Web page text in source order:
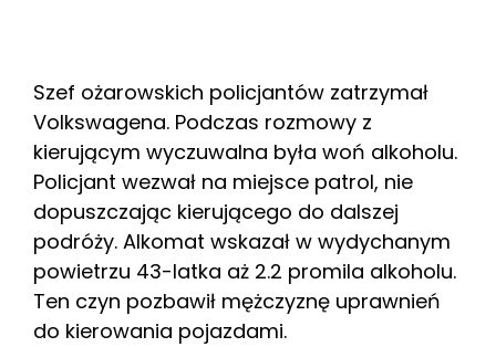
Szef ożarowskich policjantów zatrzymał
Volkswagena. Podczas rozmowy z
kierującym wyczuwalna była woń alkoholu.
Policjant wezwał na miejsce patrol, nie
dopuszczając kierującego do dalszej
podróży. Alkomat wskazał w wydychanym
powietrzu 43-latka aż 2.2 promila alkoholu.
Ten czyn pozbawił mężczyznę uprawnień
do kierowania pojazdami.